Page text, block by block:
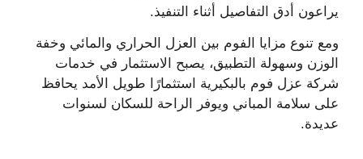
يراعون أدق التفاصيل أثناء التنفيذ.
ومع تنوع مزايا الفوم بين العزل الحراري والمائي وخفة
الوزن وسهولة التطبيق، يصبح الاستثمار في خدمات
شركة عزل فوم بالبكيرية استثمارًا طويل الأمد يحافظ
على سلامة المباني ويوفر الراحة للسكان لسنوات
عديدة.